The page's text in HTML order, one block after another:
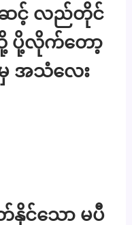
င့် လည်တိုင်
ပို့လိုက်တော့
မှ အသံလေး
နိုင်သော မပီ